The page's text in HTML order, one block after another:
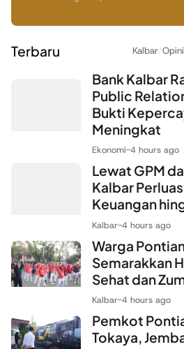
Terbaru Kalbar Opini
Bank Kalbar
Public
Bukti
Meningkat
Lewat GPM
Kalbar
Keuangan
Warga
Semarakkan
Sehat dan
Kalbar 4 hours ago
Pemkot
Tokaya,